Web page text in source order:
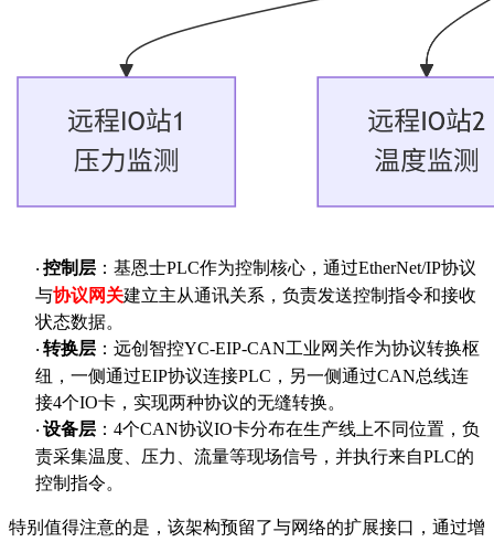
· 控制层 ：基恩士PLC作为控制核心，通过EtherNet/IP协议
与协议网关建立主从通讯关系，负责发送控制指令和接收
状态数据。
· 转换层 ：远创智控YC-EIP-CAN工业网关作为协议转换枢
纽，一侧通过EIP协议连接PLC，另一侧通过CAN总线连
接4个IO卡，实现两种协议的无缝转换。
· 设备层 ： 4个CAN协议IO卡分布在生产线上不同位置，负
责采集温度、压力、流量等现场信号，并执行来自PLC的
控制指令。
特别值得注意的是，该架构预留了与网络的扩展接口，通过增